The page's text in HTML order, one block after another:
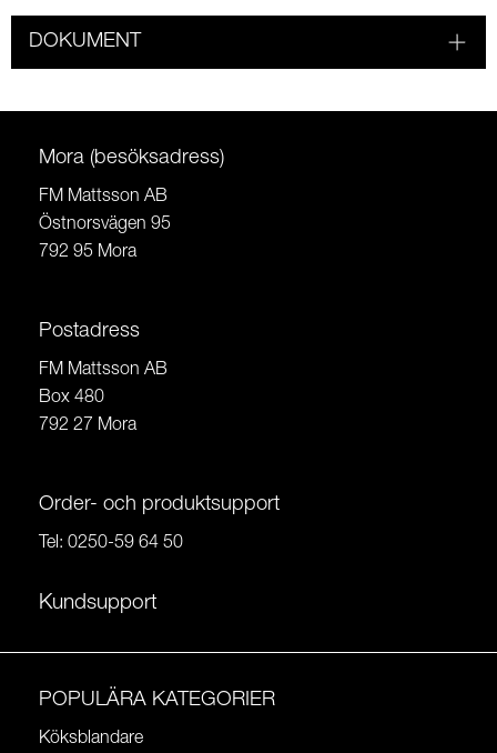
DOKUMENT
Mora (besöksadress)
FM Mattsson AB
Östnorsvägen 95
792 95 Mora
Postadress
FM Mattsson AB
Box 480
792 27 Mora
Order- och produktsupport
Tel: 0250-59 64 50
Kundsupport
POPULÄRA KATEGORIER
Köksblandare